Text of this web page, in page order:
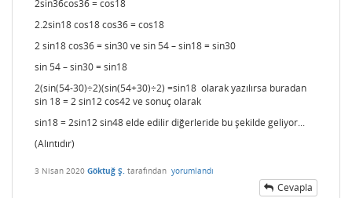
2sin36cos36 = cos18
2.2sin18 cos18 cos36 = cos18
2 sin18 cos36 = sin30 ve sin 54 – sin18 = sin30
sin 54 – sin30 = sin18
2(sin(54-30)÷2)(sin(54+30)÷2) =sin18 olarak yazılırsa buradan
sin 18 = 2 sin12 cos42 ve sonuç olarak
sin18 = 2sin12 sin48 elde edilir diğerleride bu şekilde geliyor...
(Alıntıdır)
3 Nisan 2020 Göktuğ Ş. tarafından yorumlandı
Cevapla